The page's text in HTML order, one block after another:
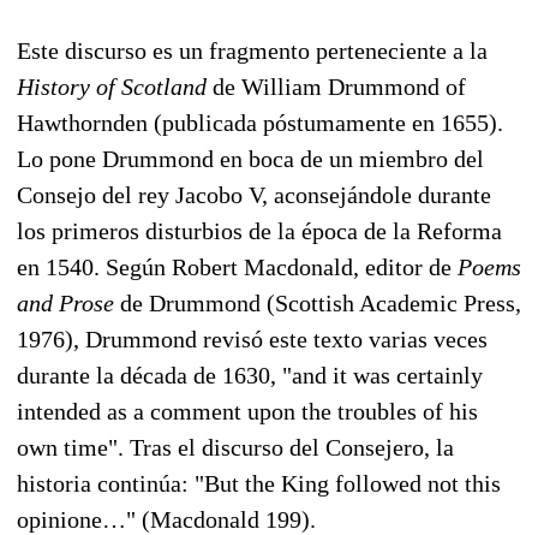
Este discurso es un fragmento perteneciente a la
History of Scotland de William Drummond of
Hawthornden (publicada póstumamente en 1655).
Lo pone Drummond en boca de un miembro del
Consejo del rey Jacobo V, aconsejándole durante
los primeros disturbios de la época de la Reforma
en 1540. Según Robert Macdonald, editor de Poems
and Prose de Drummond (Scottish Academic Press,
1976), Drummond revisó este texto varias veces
durante la década de 1630, "and it was certainly
intended as a comment upon the troubles of his
own time". Tras el discurso del Consejero, la
historia continúa: "But the King followed not this
opinione…" (Macdonald 199).